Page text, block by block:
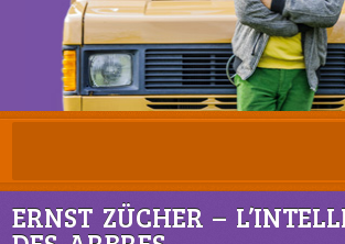
ERNST ZÜCHER –